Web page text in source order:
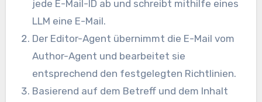
jede E-Mail-ID ab und schreibt mithilfe eines
LLM eine E-Mail.
Der Editor-Agent übernimmt die E-Mail vom
Author-Agent und bearbeitet sie
entsprechend den festgelegten Richtlinien.
Basierend auf dem Betreff und dem Inhalt